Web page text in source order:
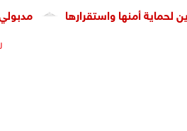
مدبولي يشهد واستقرارها